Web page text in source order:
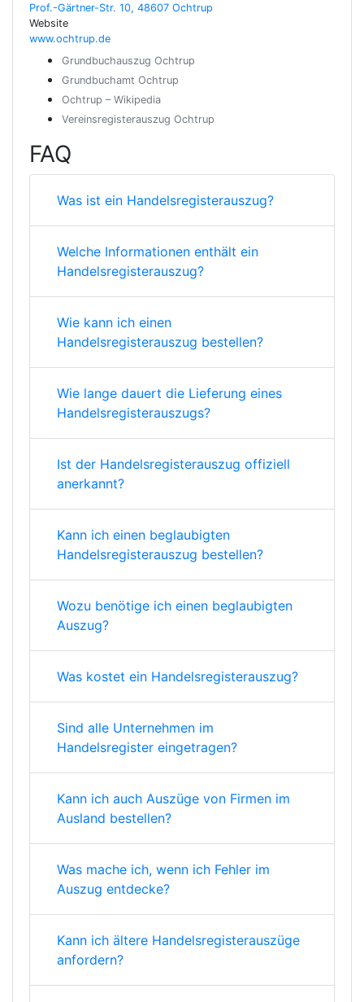
Prof.-Gärtner-Str. 10, 48607 Ochtrup
Website
www.ochtrup.de
Grundbuchauszug Ochtrup
Grundbuchamt Ochtrup
Ochtrup – Wikipedia
Vereinsregisterauszug Ochtrup
FAQ
Was ist ein Handelsregisterauszug?
Welche Informationen enthält ein
Handelsregisterauszug?
Wie kann ich einen
Handelsregisterauszug bestellen?
Wie lange dauert die Lieferung eines
Handelsregisterauszugs?
Ist der Handelsregisterauszug offiziell
anerkannt?
Kann ich einen beglaubigten
Handelsregisterauszug bestellen?
Wozu benötige ich einen beglaubigten
Auszug?
Was kostet ein Handelsregisterauszug?
Sind alle Unternehmen im
Handelsregister eingetragen?
Kann ich auch Auszüge von Firmen im
Ausland bestellen?
Was mache ich, wenn ich Fehler im
Auszug entdecke?
Kann ich ältere Handelsregisterauszüge
anfordern?